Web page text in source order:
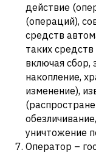
действие
(операций),
средств
таких
включая сбор,
накопление,
изменение),
уничтожение
Оператор –